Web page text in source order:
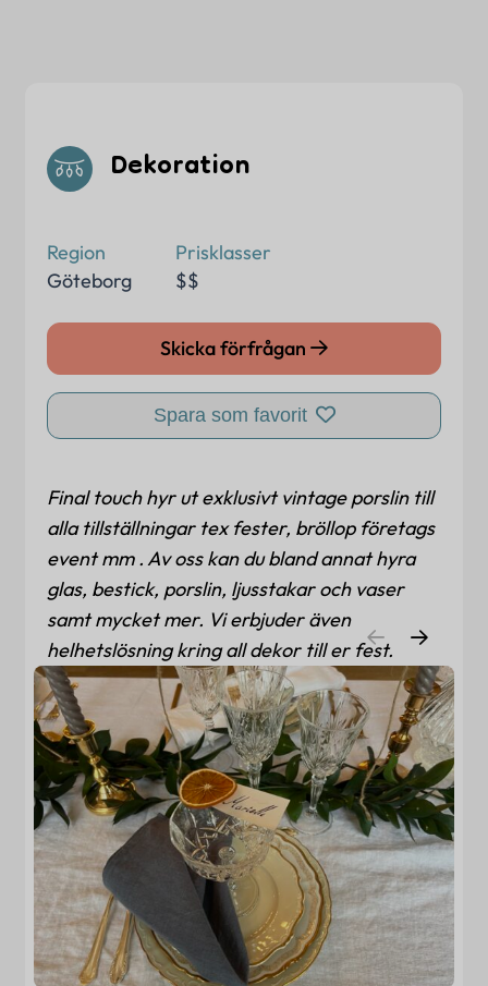
Dekoration
Skicka förfrågan
Spara som favorit
Region
Göteborg
Prisklasser
$$
Final touch hyr ut exklusivt vintage porslin till
alla tillställningar tex fester, bröllop företags
event mm . Av oss kan du bland annat hyra
glas, bestick, porslin, ljusstakar och vaser
samt mycket mer. Vi erbjuder även
helhetslösning kring all dekor till er fest.